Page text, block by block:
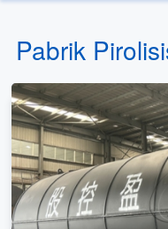
Pabrik